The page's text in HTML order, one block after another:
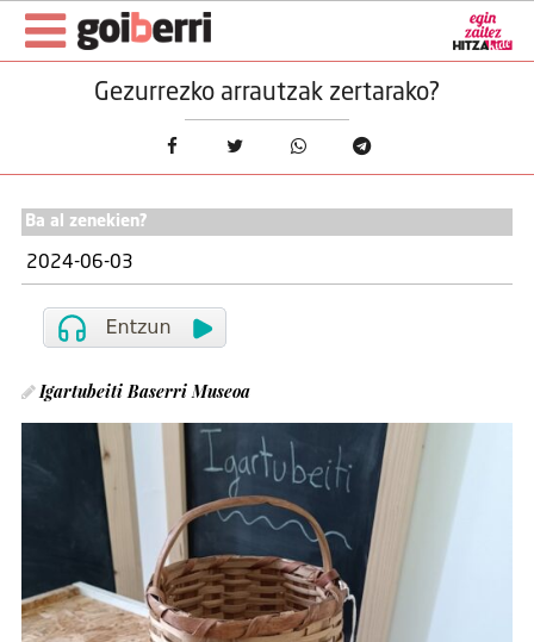
Gezurrezko arrautzak zertarako?
Ba al zenekien?
2024-06-03
Igartubeiti Baserri Museoa